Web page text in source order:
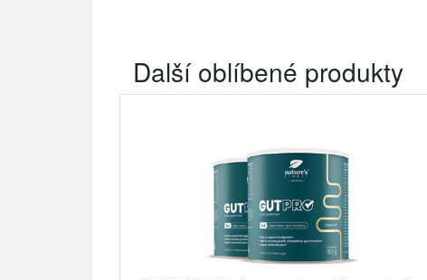
Další oblíbené produkty